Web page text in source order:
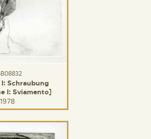
Schraubung
I: Sviamento]
1978